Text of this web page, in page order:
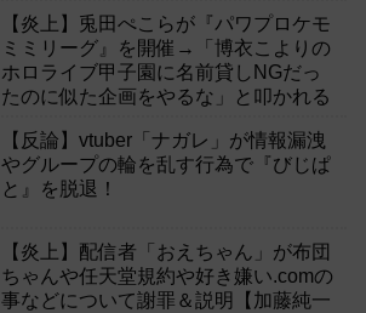
【炎上】兎田ぺこらが『パワプロケモ
ミミリーグ』を開催→「博衣こよりの
ホロライブ甲子園に名前貸しNGだっ
たのに似た企画をやるな」と叩かれる
【反論】vtuber「ナガレ」が情報漏洩
やグループの輪を乱す行為で『びじぱ
と』を脱退！
【炎上】配信者「おえちゃん」が布団
ちゃんや任天堂規約や好き嫌い.comの
事などについて謝罪＆説明【加藤純一